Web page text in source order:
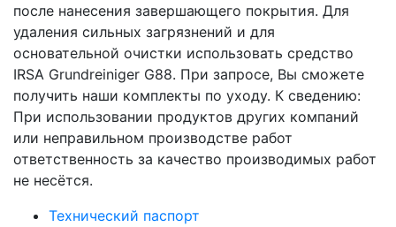
после нанесения завершающего покрытия. Для
удаления сильных загрязнений и для
основательной очистки использовать средство
IRSA Grundreiniger G88. При запросе, Вы сможете
получить наши комплекты по уходу. К сведению:
При использовании продуктов других компаний
или неправильном производстве работ
ответственность за качество производимых работ
не несётся.
Технический паспорт